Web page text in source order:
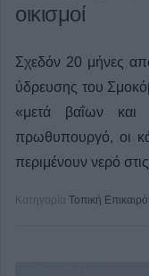
οικισμοί
Σχεδόν 20 μήνες
ύδρευσης του
«μετά βαΐων και
πρωθυπουργό, οι
περιμένουν νερό
Κατηγορία Τοπική